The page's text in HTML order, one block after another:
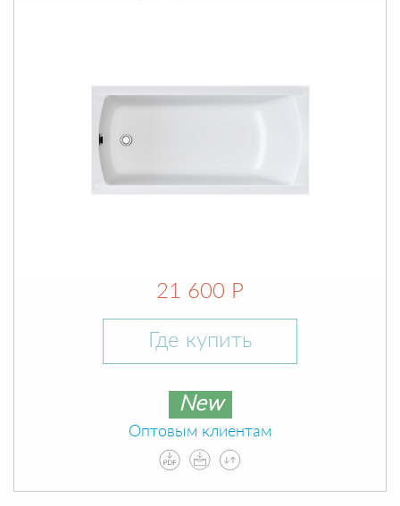
21 600 Р
Где купить
New
Оптовым клиентам